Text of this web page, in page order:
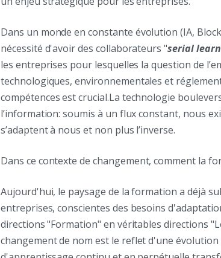
Dans un monde en constante évolution (IA,
nécessité d'avoir des collaborateurs "serial
les entreprises pour lesquelles la question de
technologiques, environnementales et
compétences est crucial.La technologie
l’information: soumis à un flux constant, nous
s’adaptent à nous et non plus l’inverse.
Dans ce contexte de changement, comment la
Aujourd'hui, le paysage de la formation a déjà
entreprises, conscientes des besoins
directions "Formation" en véritables directions
changement de nom est le reflet d'une